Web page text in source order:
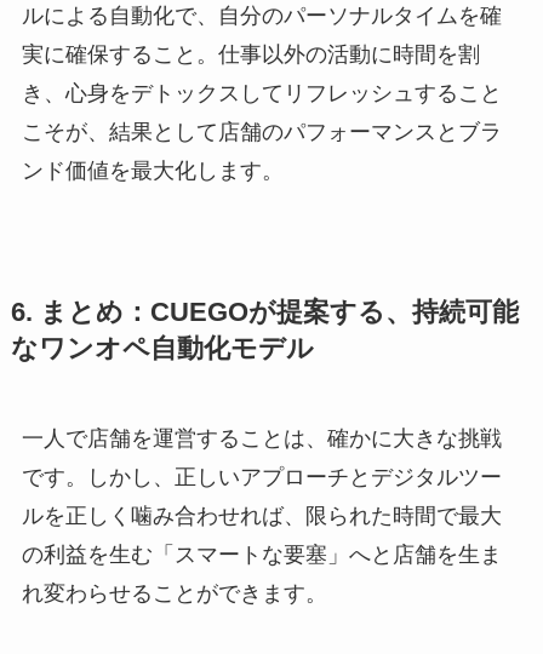
ルによる自動化で、自分のパーソナルタイムを確
実に確保すること。仕事以外の活動に時間を割
き、心身をデトックスしてリフレッシュすること
こそが、結果として店舗のパフォーマンスとブラ
ンド価値を最大化します。
6. まとめ：CUEGOが提案する、持続可能
なワンオペ自動化モデル
一人で店舗を運営することは、確かに大きな挑戦
です。しかし、正しいアプローチとデジタルツー
ルを正しく噛み合わせれば、限られた時間で最大
の利益を生む「スマートな要塞」へと店舗を生ま
れ変わらせることができます。